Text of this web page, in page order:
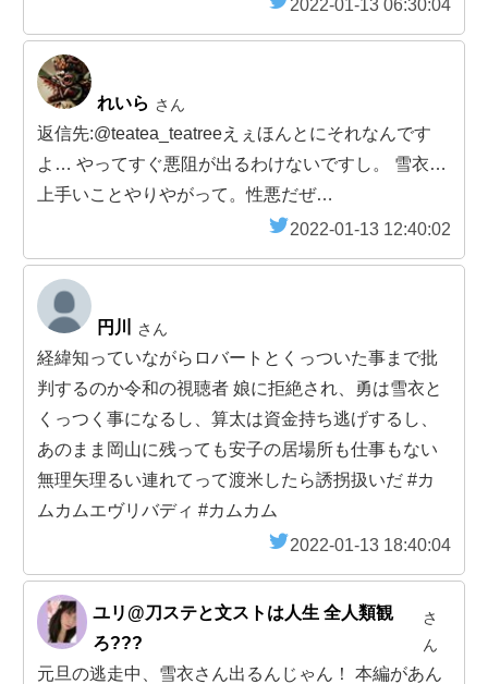
2022-01-13 06:30:04
れいら さん
返信先:@teatea_teatreeえぇほんとにそれなんです
よ… やってすぐ悪阻が出るわけないですし。 雪衣…
上手いことやりやがって。性悪だぜ…
2022-01-13 12:40:02
円川 さん
経緯知っていながらロバートとくっついた事まで批
判するのか令和の視聴者 娘に拒絶され、勇は雪衣と
くっつく事になるし、算太は資金持ち逃げするし、
あのまま岡山に残っても安子の居場所も仕事もない
無理矢理るい連れてって渡米したら誘拐扱いだ #カ
ムカムエヴリバディ #カムカム
2022-01-13 18:40:04
ユリ@刀ステと文ストは人生 全人類観
ろ???
さ
ん
元旦の逃走中、雪衣さん出るんじゃん！ 本編があん